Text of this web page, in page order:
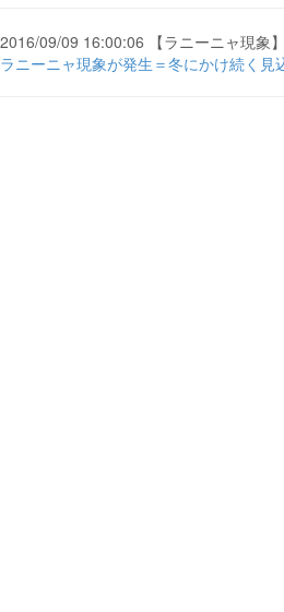
2016/09/09 16:00:06 【ラニーニャ現象】
ラニーニャ現象が発生＝冬にかけ続く見